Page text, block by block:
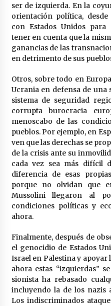
ser de izquierda. En la
orientación política,
con Estados Unidos
tener en cuenta que la
ganancias de las
en detrimento de sus
Otros, sobre todo en
Ucrania en defensa de una
sistema de seguridad
corrupta burocracia
menoscabo de las
pueblos. Por ejemplo, en
ven que las derechas se
de la crisis ante su
cada vez sea más difícil
diferencia de esas
porque no olvidan que
Mussolini llegaron al
condiciones políticas y
ahora.
Finalmente, después de
el genocidio de Estados
Israel en Palestina y
ahora estas “izquierdas”
sionista ha rebasado
incluyendo la de los nazis
Los indiscriminados